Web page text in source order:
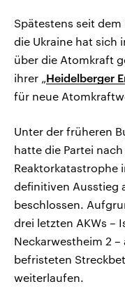
Spätestens seit
die Ukraine hat sich
über die Atomkraft
ihrer „Heidelberger
für neue
Unter der früheren
hatte die Partei
Reaktorkatastrophe
definitiven Ausstieg
beschlossen.
drei letzten AKWs –
Neckarwestheim 2
befristeten
weiterlaufen.